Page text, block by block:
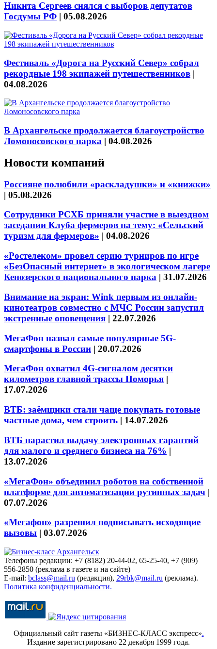
Никита Сергеев снялся с выборов депутатов
Госдумы РФ | 05.08.2026
Фестиваль «Дорога на Русский Север» собрал
рекордные 198 экипажей путешественников |
04.08.2026
В Архангельске продолжается благоустройство
Ломоносовского парка | 04.08.2026
Новости компаний
Россияне полюбили «раскладушки» и «книжки»
| 05.08.2026
Сотрудники РСХБ приняли участие в выездном
заседании Клуба фермеров на тему: «Сельский
туризм для фермеров» | 04.08.2026
«Ростелеком» провел серию турниров по игре
«БезОпасный интернет» в экологическом лагере
Кенозерского национального парка | 31.07.2026
Внимание на экран: Wink первым из онлайн-
кинотеатров совместно с МЧС России запустил
экстренные оповещения | 22.07.2026
МегаФон назвал самые популярные 5G-
смартфоны в России | 20.07.2026
МегаФон охватил 4G-сигналом десятки
километров главной трассы Поморья |
17.07.2026
ВТБ: заёмщики стали чаще покупать готовые
частные дома, чем строить | 14.07.2026
ВТБ нарастил выдачу электронных гарантий
для малого и среднего бизнеса на 76% |
13.07.2026
«МегаФон» объединил роботов на собственной
платформе для автоматизации рутинных задач |
07.07.2026
«Мегафон» разрешил подписывать исходящие
вызовы | 03.07.2026
Телефоны редакции: +7 (8182) 20-44-02, 65-25-40, +7 (909)
556-2850 (реклама в газете и на сайте)
E-mail: bclass@mail.ru (редакция), 29rbk@mail.ru (реклама).
Политика конфиденциальности.
Официальный сайт газеты «БИЗНЕС-КЛАСС экспресс».
Издание зарегистрировано 22 декабря 1999 года.